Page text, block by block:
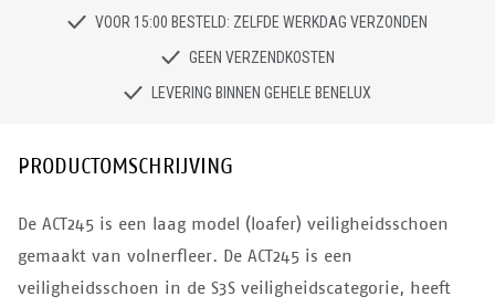
VOOR 15:00 BESTELD: ZELFDE WERKDAG VERZONDEN
GEEN VERZENDKOSTEN
LEVERING BINNEN GEHELE BENELUX
PRODUCTOMSCHRIJVING
De ACT245 is een laag model (loafer) veiligheidsschoen
gemaakt van volnerfleer. De ACT245 is een
veiligheidsschoen in de S3S veiligheidscategorie, heeft